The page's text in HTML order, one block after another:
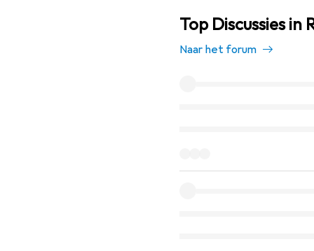
Top Discussies in
Naar het forum